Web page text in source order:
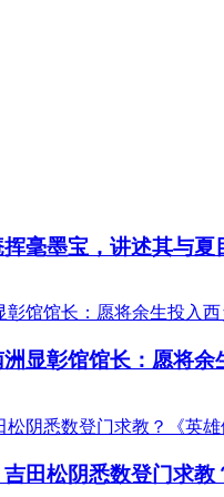
毫墨宝，讲述其与夏
显彰馆馆长：愿将余
吉田松阴悉数登门求